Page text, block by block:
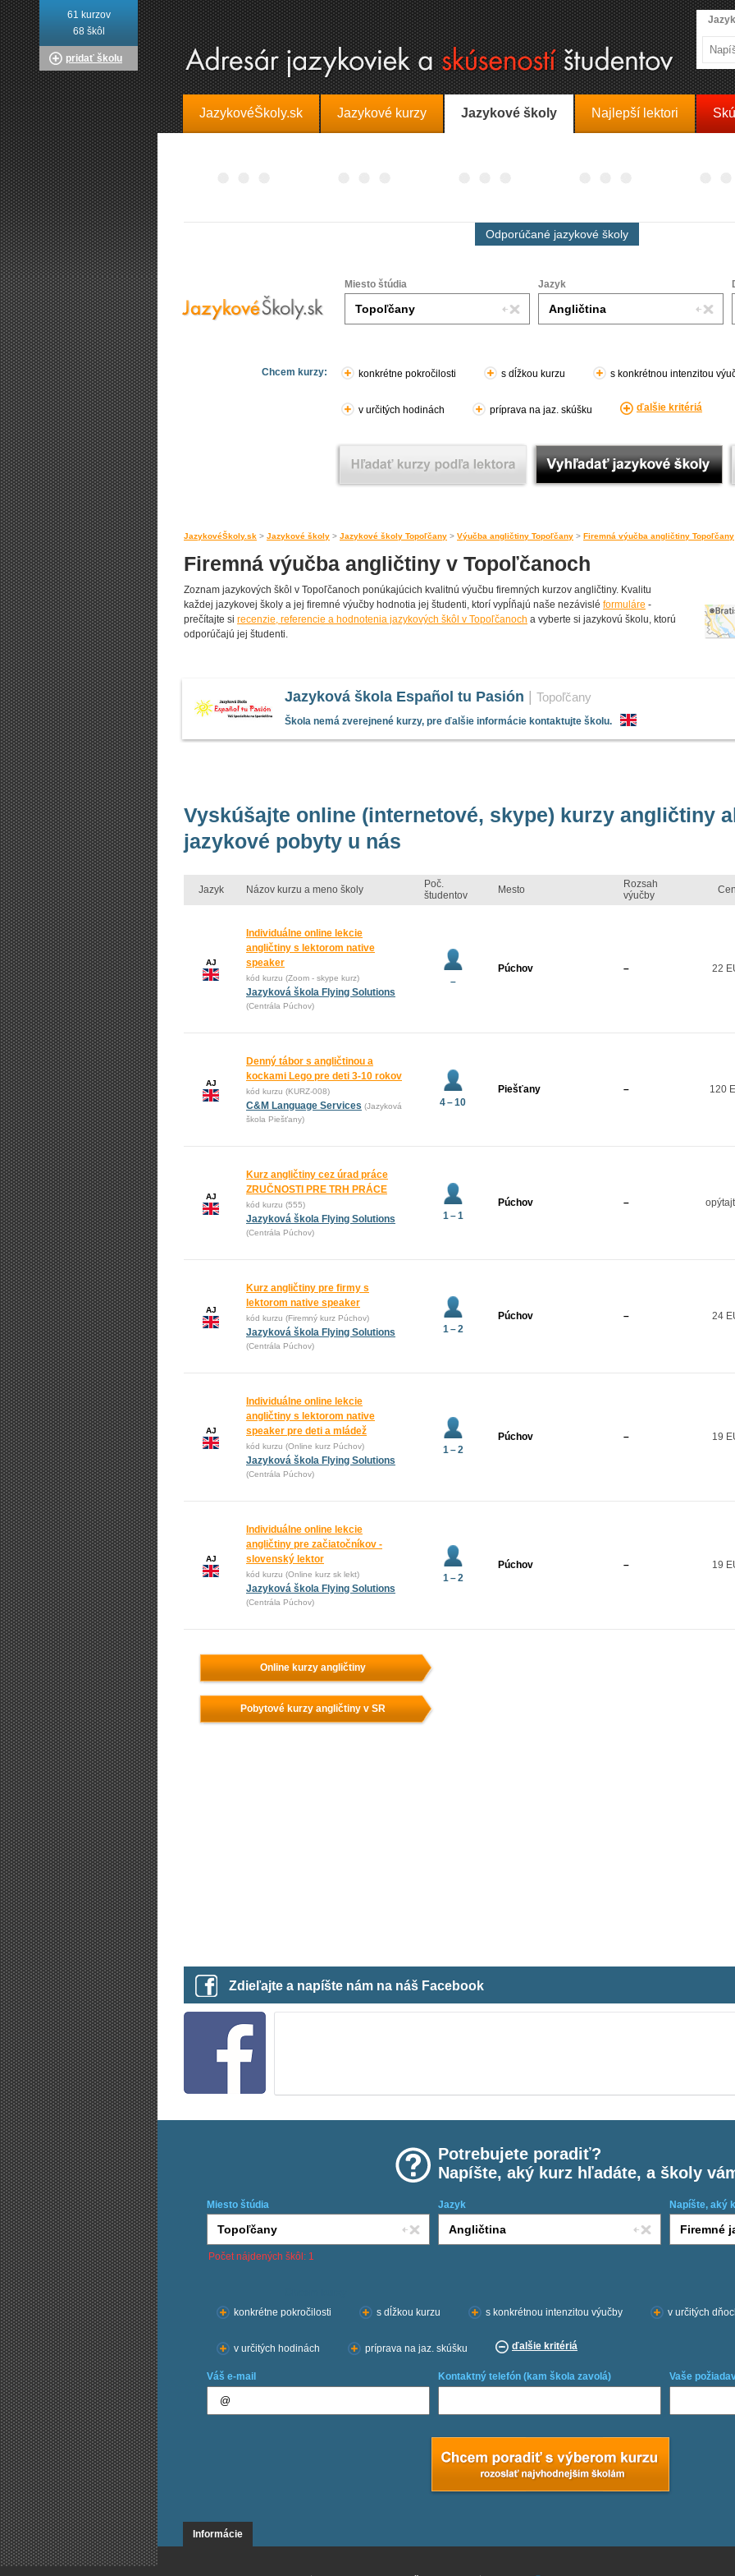
JazykovéŠkoly.sk Jazykové kurzy Jazykové školy Najlepší lektori
Odporúčané jazykové školy
Miesto štúdia Jazyk
Chcem kurzy: konkrétne pokročilosti s dĺžkou kurzu s konkrétnou intenzitou
v určitých hodinách príprava na jaz. skúšku ďalšie kritériá
JazykovéŠkoly.sk > Jazykové školy > Jazykové školy Topoľčany > Výučba angličtiny Topoľčany > Firemná výučba angličtiny Topoľčany
Firemná výučba angličtiny v Topoľčanoch
Zoznam jazykových škôl v Topoľčanoch ponúkajúcich kvalitnú výučbu firemných kurzov angličtiny. Kvalitu
každej jazykovej školy a jej firemné výučby hodnotia jej študenti, ktorí vypĺňajú naše nezávislé formuláre -
prečítajte si recenzie, referencie a hodnotenia jazykových škôl v Topoľčanoch a vyberte si jazykovú školu, ktorú
odporúčajú jej študenti.
Jazyková škola Español tu Pasión Topoľčany
Škola nemá zverejnené kurzy, pre ďalšie informácie kontaktujte školu.
Vyskúšajte online (internetové, skype) kurzy angličtiny
jazykové pobyty u nás
Jazyk Názov kurzu a meno školy
Poč.
študentov
Mesto
Rozsah
výučby
AJ
Individuálne online lekcie
angličtiny s lektorom native
speaker
kód kurzu (Zoom - skype kurz)
Jazyková škola Flying Solutions
(Centrála Púchov)
–
Púchov – 22
AJ
Denný tábor s angličtinou a
kockami Lego pre deti 3-10 rokov
kód kurzu (KURZ-008)
C&M Language Services (Jazyková
škola Piešťany)
4 – 10
Piešťany – 120
AJ
Kurz angličtiny cez úrad práce
ZRUČNOSTI PRE TRH PRÁCE
kód kurzu (555)
Jazyková škola Flying Solutions
(Centrála Púchov)
1 – 1
Púchov –
AJ
Kurz angličtiny pre firmy s
lektorom native speaker
kód kurzu (Firemný kurz Púchov)
Jazyková škola Flying Solutions
(Centrála Púchov)
1 – 2
Púchov – 24
AJ
Individuálne online lekcie
angličtiny s lektorom native
speaker pre deti a mládež
kód kurzu (Online kurz Púchov)
Jazyková škola Flying Solutions
(Centrála Púchov)
1 – 2
Púchov – 19
AJ
Individuálne online lekcie
angličtiny pre začiatočníkov -
slovenský lektor
kód kurzu (Online kurz sk lekt)
Jazyková škola Flying Solutions
(Centrála Púchov)
1 – 2
Púchov – 19
Online kurzy angličtiny
Pobytové kurzy angličtiny v SR
Zdieľajte a napíšte nám na náš Facebook
Potrebujete poradiť?
Napíšte, aký kurz hľadáte, a školy
Miesto štúdia Jazyk Napíšte, aký
Počet nájdených škôl: 1
konkrétne pokročilosti
s dĺžkou kurzu s konkrétnou intenzitou výučby v určitých
v určitých hodinách príprava na jaz. skúšku ďalšie kritériá
Váš e-mail Kontaktný telefón (kam škola zavolá) Vaše
61 kurzov
68 škôl
pridať školu
Informácie